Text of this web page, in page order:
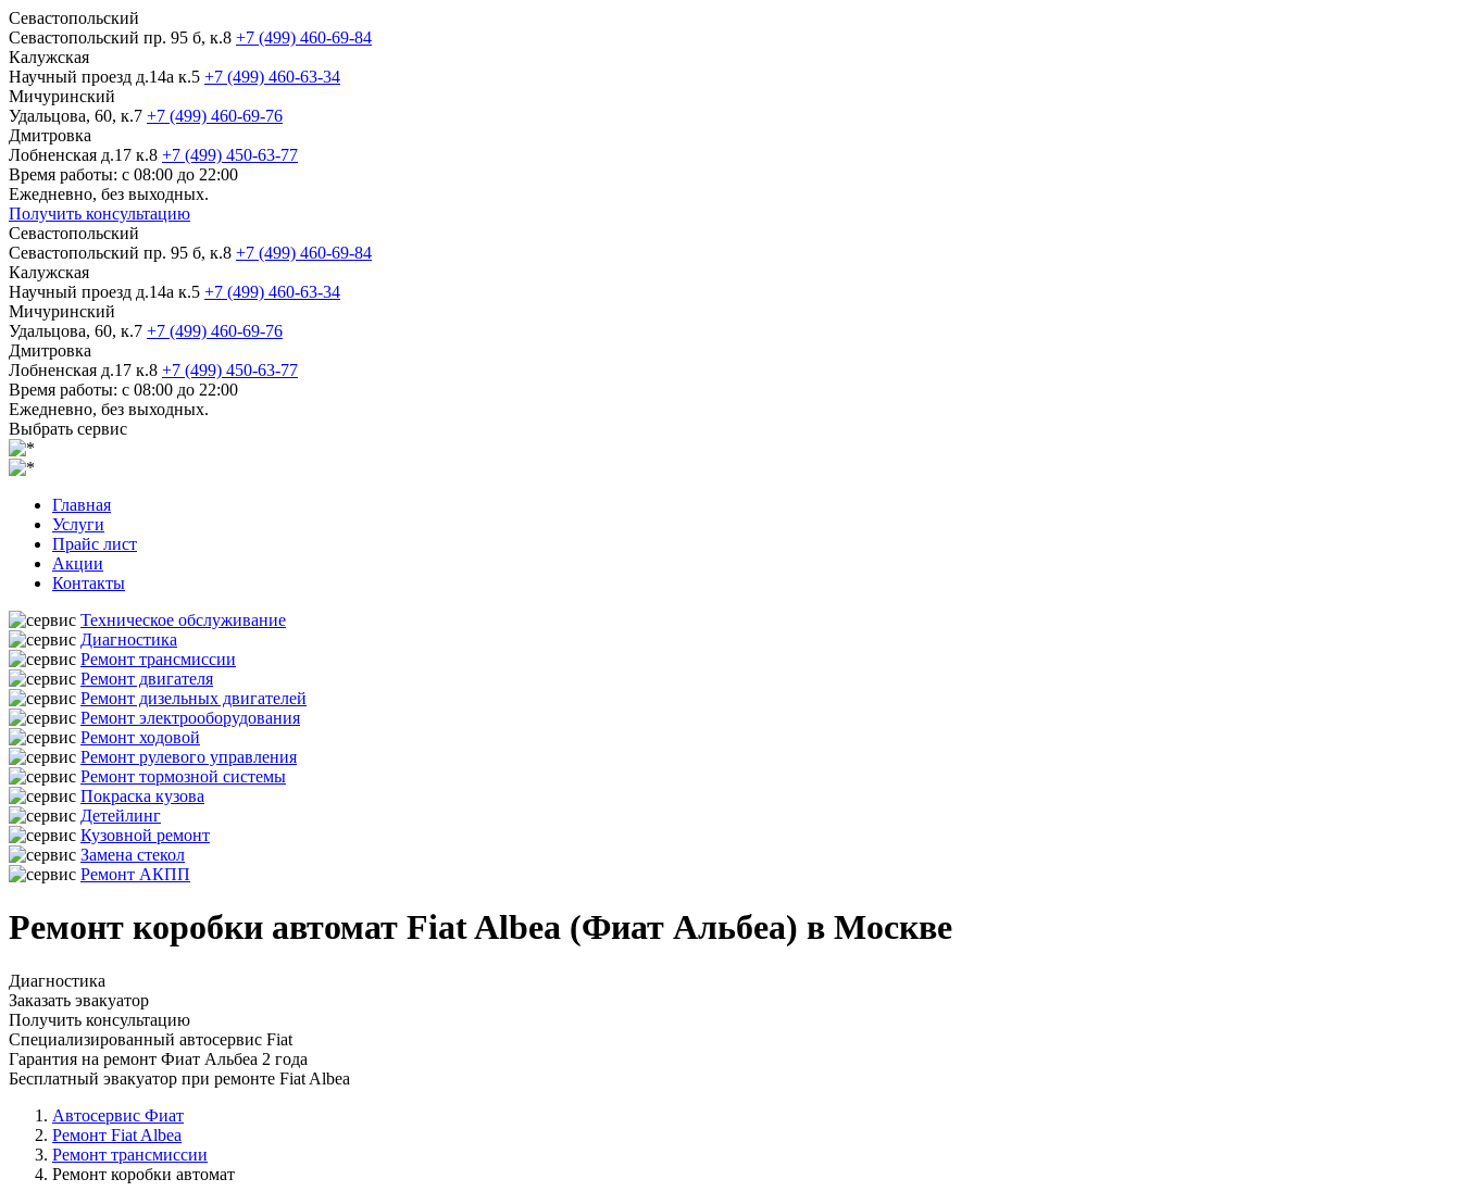
Севастопольский
Севастопольский пр. 95 б, к.8 +7 (499) 460-69-84
Калужская
Научный проезд д.14а к.5 +7 (499) 460-63-34
Мичуринский
Удальцова, 60, к.7 +7 (499) 460-69-76
Дмитровка
Лобненская д.17 к.8 +7 (499) 450-63-77
Время работы: с 08:00 до 22:00
Ежедневно, без выходных.
Получить консультацию
Севастопольский
Севастопольский пр. 95 б, к.8 +7 (499) 460-69-84
Калужская
Научный проезд д.14а к.5 +7 (499) 460-63-34
Мичуринский
Удальцова, 60, к.7 +7 (499) 460-69-76
Дмитровка
Лобненская д.17 к.8 +7 (499) 450-63-77
Время работы: с 08:00 до 22:00
Ежедневно, без выходных.
Выбрать сервис
Главная
Услуги
Прайс лист
Акции
Контакты
Техническое обслуживание
Диагностика
Ремонт трансмиссии
Ремонт двигателя
Ремонт дизельных двигателей
Ремонт электрооборудования
Ремонт ходовой
Ремонт рулевого управления
Ремонт тормозной системы
Покраска кузова
Детейлинг
Кузовной ремонт
Замена стекол
Ремонт АКПП
Ремонт коробки автомат Fiat Albea (Фиат Альбеа) в Москве
Диагностика
Заказать эвакуатор
Получить консультацию
Специализированный автосервис Fiat
Гарантия на ремонт Фиат Альбеа 2 года
Бесплатный эвакуатор при ремонте Fiat Albea
Автосервис Фиат
Ремонт Fiat Albea
Ремонт трансмиссии
Ремонт коробки автомат